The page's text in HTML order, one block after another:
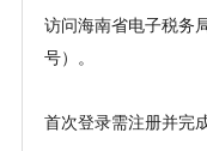
访问海南省电子税务
号）。
首次登录需注册并完